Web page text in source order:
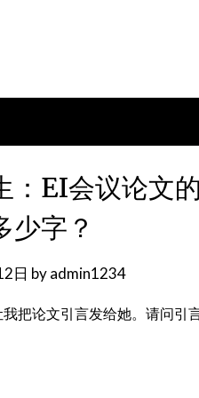
：EI会议论文
少字？
日 byadmin1234
把论文引言发给她。请问引